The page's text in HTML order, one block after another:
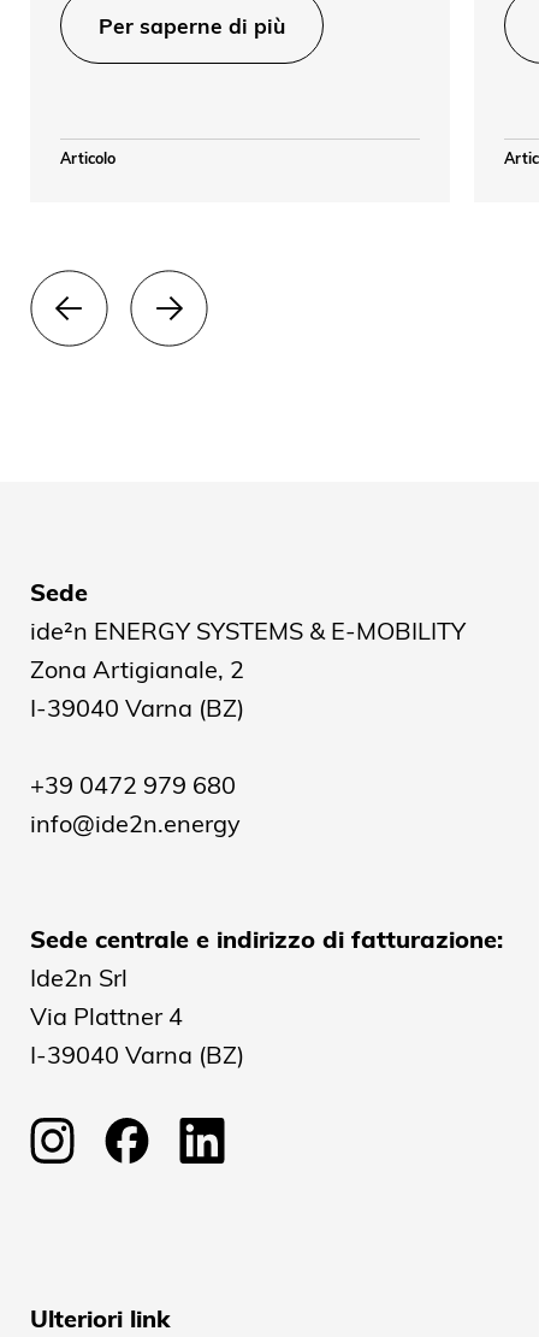
Per saperne di più
Articolo
Sede
ide²n ENERGY SYSTEMS & E-MOBILITY
Zona Artigianale, 2
I-39040 Varna (BZ)
+39 0472 979 680
info@ide2n.energy
Sede centrale e indirizzo di fatturazione:
Ide2n Srl
Via Plattner 4
I-39040 Varna (BZ)
Ulteriori link